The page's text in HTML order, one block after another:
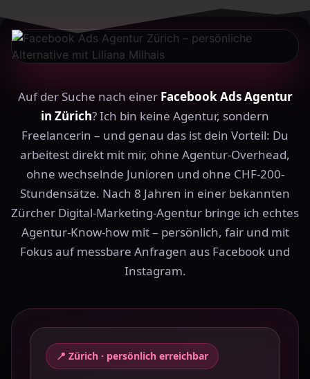
Auf der Suche nach einer Facebook Ads Agentur
in Zürich? Ich bin keine Agentur, sondern
Freelancerin – und genau das ist dein Vorteil: Du
arbeitest direkt mit mir, ohne Agentur-Overhead,
ohne wechselnde Junioren und ohne CHF-200-
Stundensätze. Nach 8 Jahren in einer bekannten
Zürcher Digital-Marketing-Agentur bringe ich echtes
Agentur-Know-how mit – persönlich, fair und mit
Fokus auf messbare Anfragen aus Facebook und
Instagram.
📍 Zürich · persönlich erreichbar